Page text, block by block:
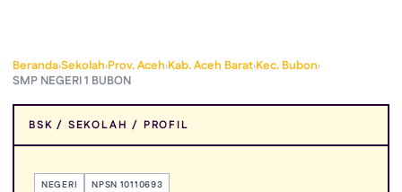
Beranda›Sekolah›Prov. Aceh›Kab. Aceh Barat›Kec. Bubon›
SMP NEGERI 1 BUBON
BSK / SEKOLAH / PROFIL
NEGERI NPSN 10110693